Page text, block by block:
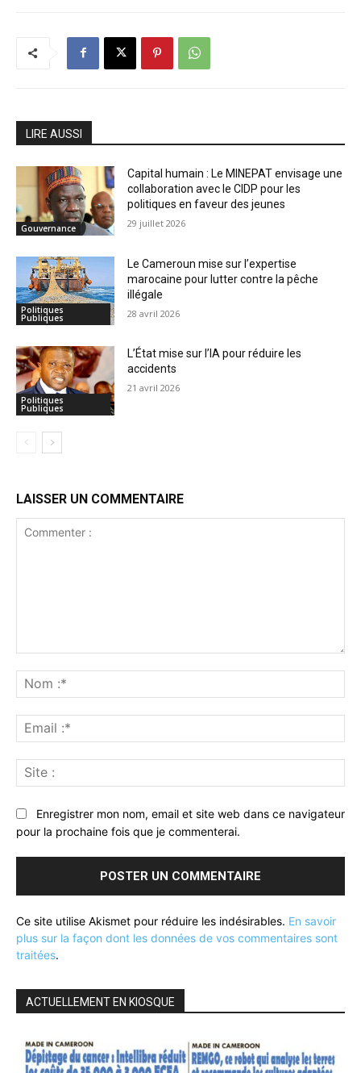
LIRE AUSSI
Gouvernance
Capital humain : Le MINEPAT envisage une
collaboration avec le CIDP pour les
politiques en faveur des jeunes
29 juillet 2026
Politiques
Publiques
Le Cameroun mise sur l’expertise
marocaine pour lutter contre la pêche
illégale
28 avril 2026
Politiques
Publiques
L’État mise sur l’IA pour réduire les
accidents
21 avril 2026
LAISSER UN COMMENTAIRE
:*
:*
:
Enregistrer mon nom, email et site web dans ce navigateur
pour la prochaine fois que je commenterai.
Ce site utilise Akismet pour réduire les indésirables. En savoir
plus sur la façon dont les données de vos commentaires sont
traitées.
ACTUELLEMENT EN KIOSQUE